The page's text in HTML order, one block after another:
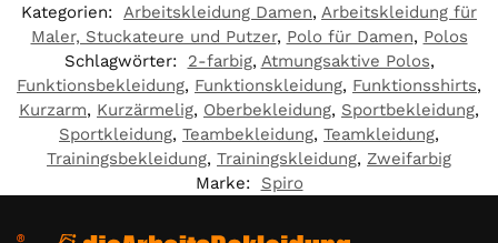
Kategorien: Arbeitskleidung Damen, Arbeitskleidung für
Maler, Stuckateure und Putzer, Polo für Damen, Polos
Schlagwörter:
2-farbig, Atmungsaktive Polos,
Funktionsbekleidung, Funktionskleidung, Funktionsshirts,
Kurzarm, Kurzärmelig, Oberbekleidung, Sportbekleidung,
Sportkleidung, Teambekleidung, Teamkleidung,
Trainingsbekleidung, Trainingskleidung, Zweifarbig
Marke:
Spiro